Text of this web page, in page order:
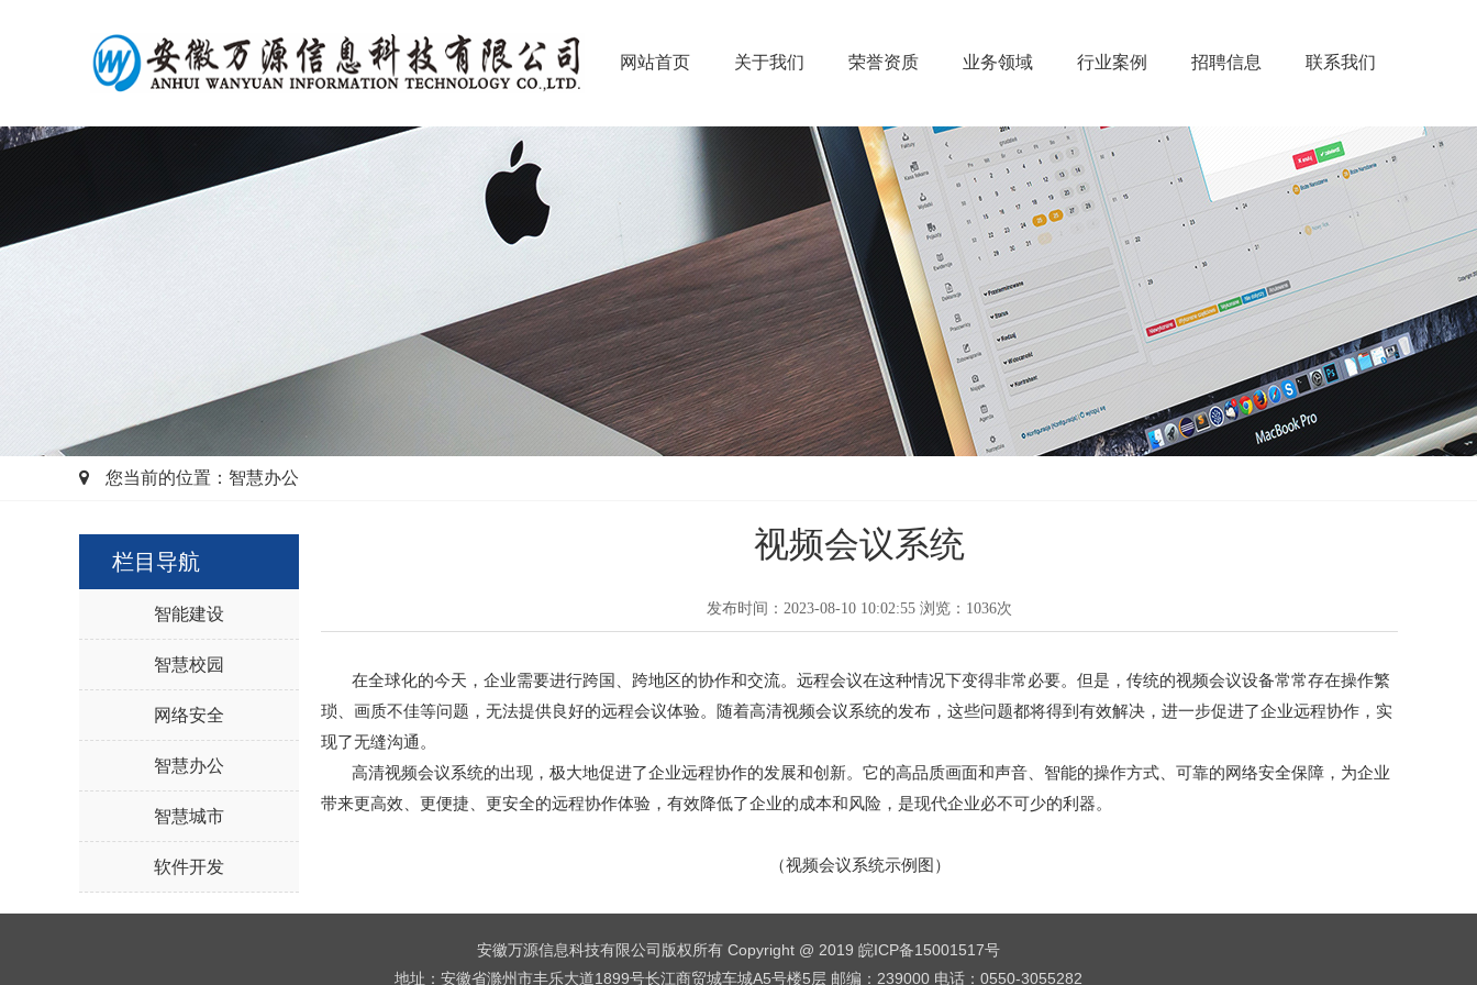
网站首页 关于我们 荣誉资质 业务领域 行业案例 招聘信息 联系我们
您当前的位置：智慧办公
栏目导航
智能建设
智慧校园
网络安全
智慧办公
智慧城市
软件开发
视频会议系统
发布时间：2023-08-10 10:02:55 浏览： 1036次
在全球化的今天，企业需要进行跨国、跨地区的协作和交流。远程会议在这种情况下变得非常必要。但是，传统的视频会议设备常常存在操作繁
琐、画质不佳等问题，无法提供良好的远程会议体验。随着高清视频会议系统的发布，这些问题都将得到有效解决，进一步促进了企业远程协作，实
现了无缝沟通。
高清视频会议系统的出现，极大地促进了企业远程协作的发展和创新。它的高品质画面和声音、智能的操作方式、可靠的网络安全保障，为企业
带来更高效、更便捷、更安全的远程协作体验，有效降低了企业的成本和风险，是现代企业必不可少的利器。
（视频会议系统示例图）
安徽万源信息科技有限公司版权所有 Copyright @ 2019 皖ICP备15001517号
地址：安徽省滁州市丰乐大道1899号长江商贸城车城A5号楼5层 邮编：239000 电话：0550-3055282